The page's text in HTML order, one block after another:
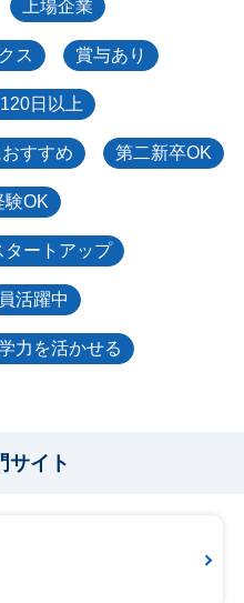
上場企業
ス 賞与あり
日以上
すすめ 第二新卒OK
験OK
タートアップ
活躍中
力を活かせる
サイト